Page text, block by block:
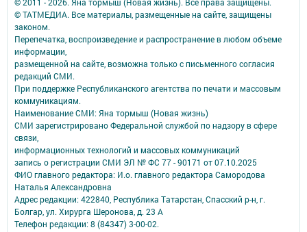
© ТАТМЕДИА. Все материалы, размещенные на сайте, защищены
законом.
Перепечатка, воспроизведение и распространение в любом объеме
информации,
размещенной на сайте, возможна только с письменного согласия
редакций СМИ.
При поддержке Республиканского агентства по печати и массовым
коммуникациям.
Наименование СМИ: Яна тормыш (Новая жизнь)
СМИ зарегистрировано Федеральной службой по надзору в сфере
связи,
информационных технологий и массовых коммуникаций
запись о регистрации СМИ ЭЛ № ФС 77 - 90171 от 07.10.2025
ФИО главного редактора: И.о. главного редактора Самородова
Наталья Александровна
Адрес редакции: 422840, Республика Татарстан, Спасский р-н, г.
Болгар, ул. Хирурга Шеронова, д. 23 А
Телефон редакции: 8 (84347) 3-00-02.